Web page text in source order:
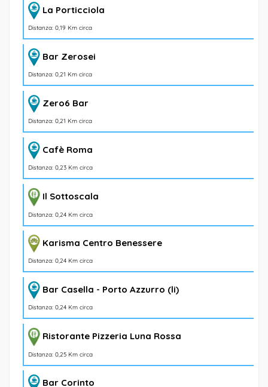
La Porticciola
Distanza: 0,19 Km circa
Bar Zerosei
Distanza: 0,21 Km circa
Zero6 Bar
Distanza: 0,21 Km circa
Cafè Roma
Distanza: 0,23 Km circa
Il Sottoscala
Distanza: 0,24 Km circa
Karisma Centro Benessere
Distanza: 0,24 Km circa
Bar Casella - Porto Azzurro (li)
Distanza: 0,24 Km circa
Ristorante Pizzeria Luna Rossa
Distanza: 0,25 Km circa
Bar Corinto